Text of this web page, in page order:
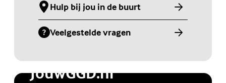
Hulp bij jou in de buurt
(Externe link)
Veelgestelde vragen
(Externe link)
Jongerenwebsite
JouwGGD.nl